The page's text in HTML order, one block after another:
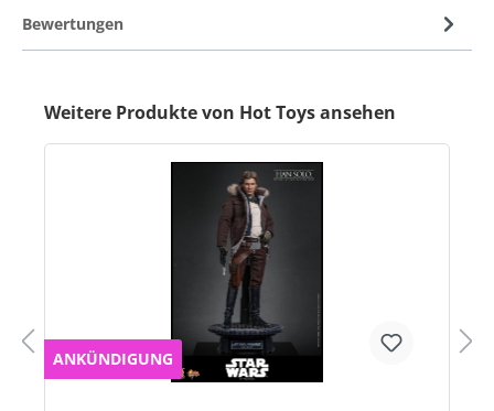
Bewertungen
Weitere Produkte von Hot Toys ansehen
ANKÜNDIGUNG